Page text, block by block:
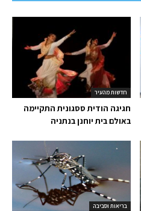
חדשות מהעיר
חגיגה הודית ססגונית התקיימה
באולם בית יוחנן בנתניה
בריאות וסביבה